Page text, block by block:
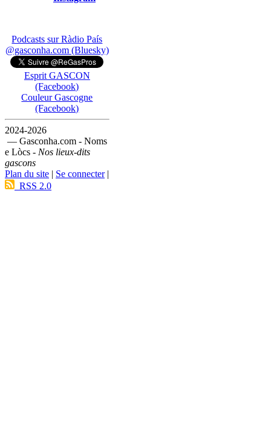
Podcasts sur Ràdio País
@gasconha.com (Bluesky)
Esprit GASCON
(Facebook)
Couleur Gascogne
(Facebook)
2024-2026
— Gasconha.com - Noms
e Lòcs - Nos lieux-dits
gascons
Plan du site | Se connecter|
RSS 2.0